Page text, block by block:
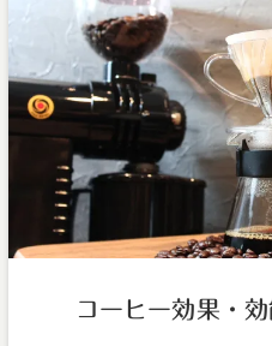
コーヒー効果・